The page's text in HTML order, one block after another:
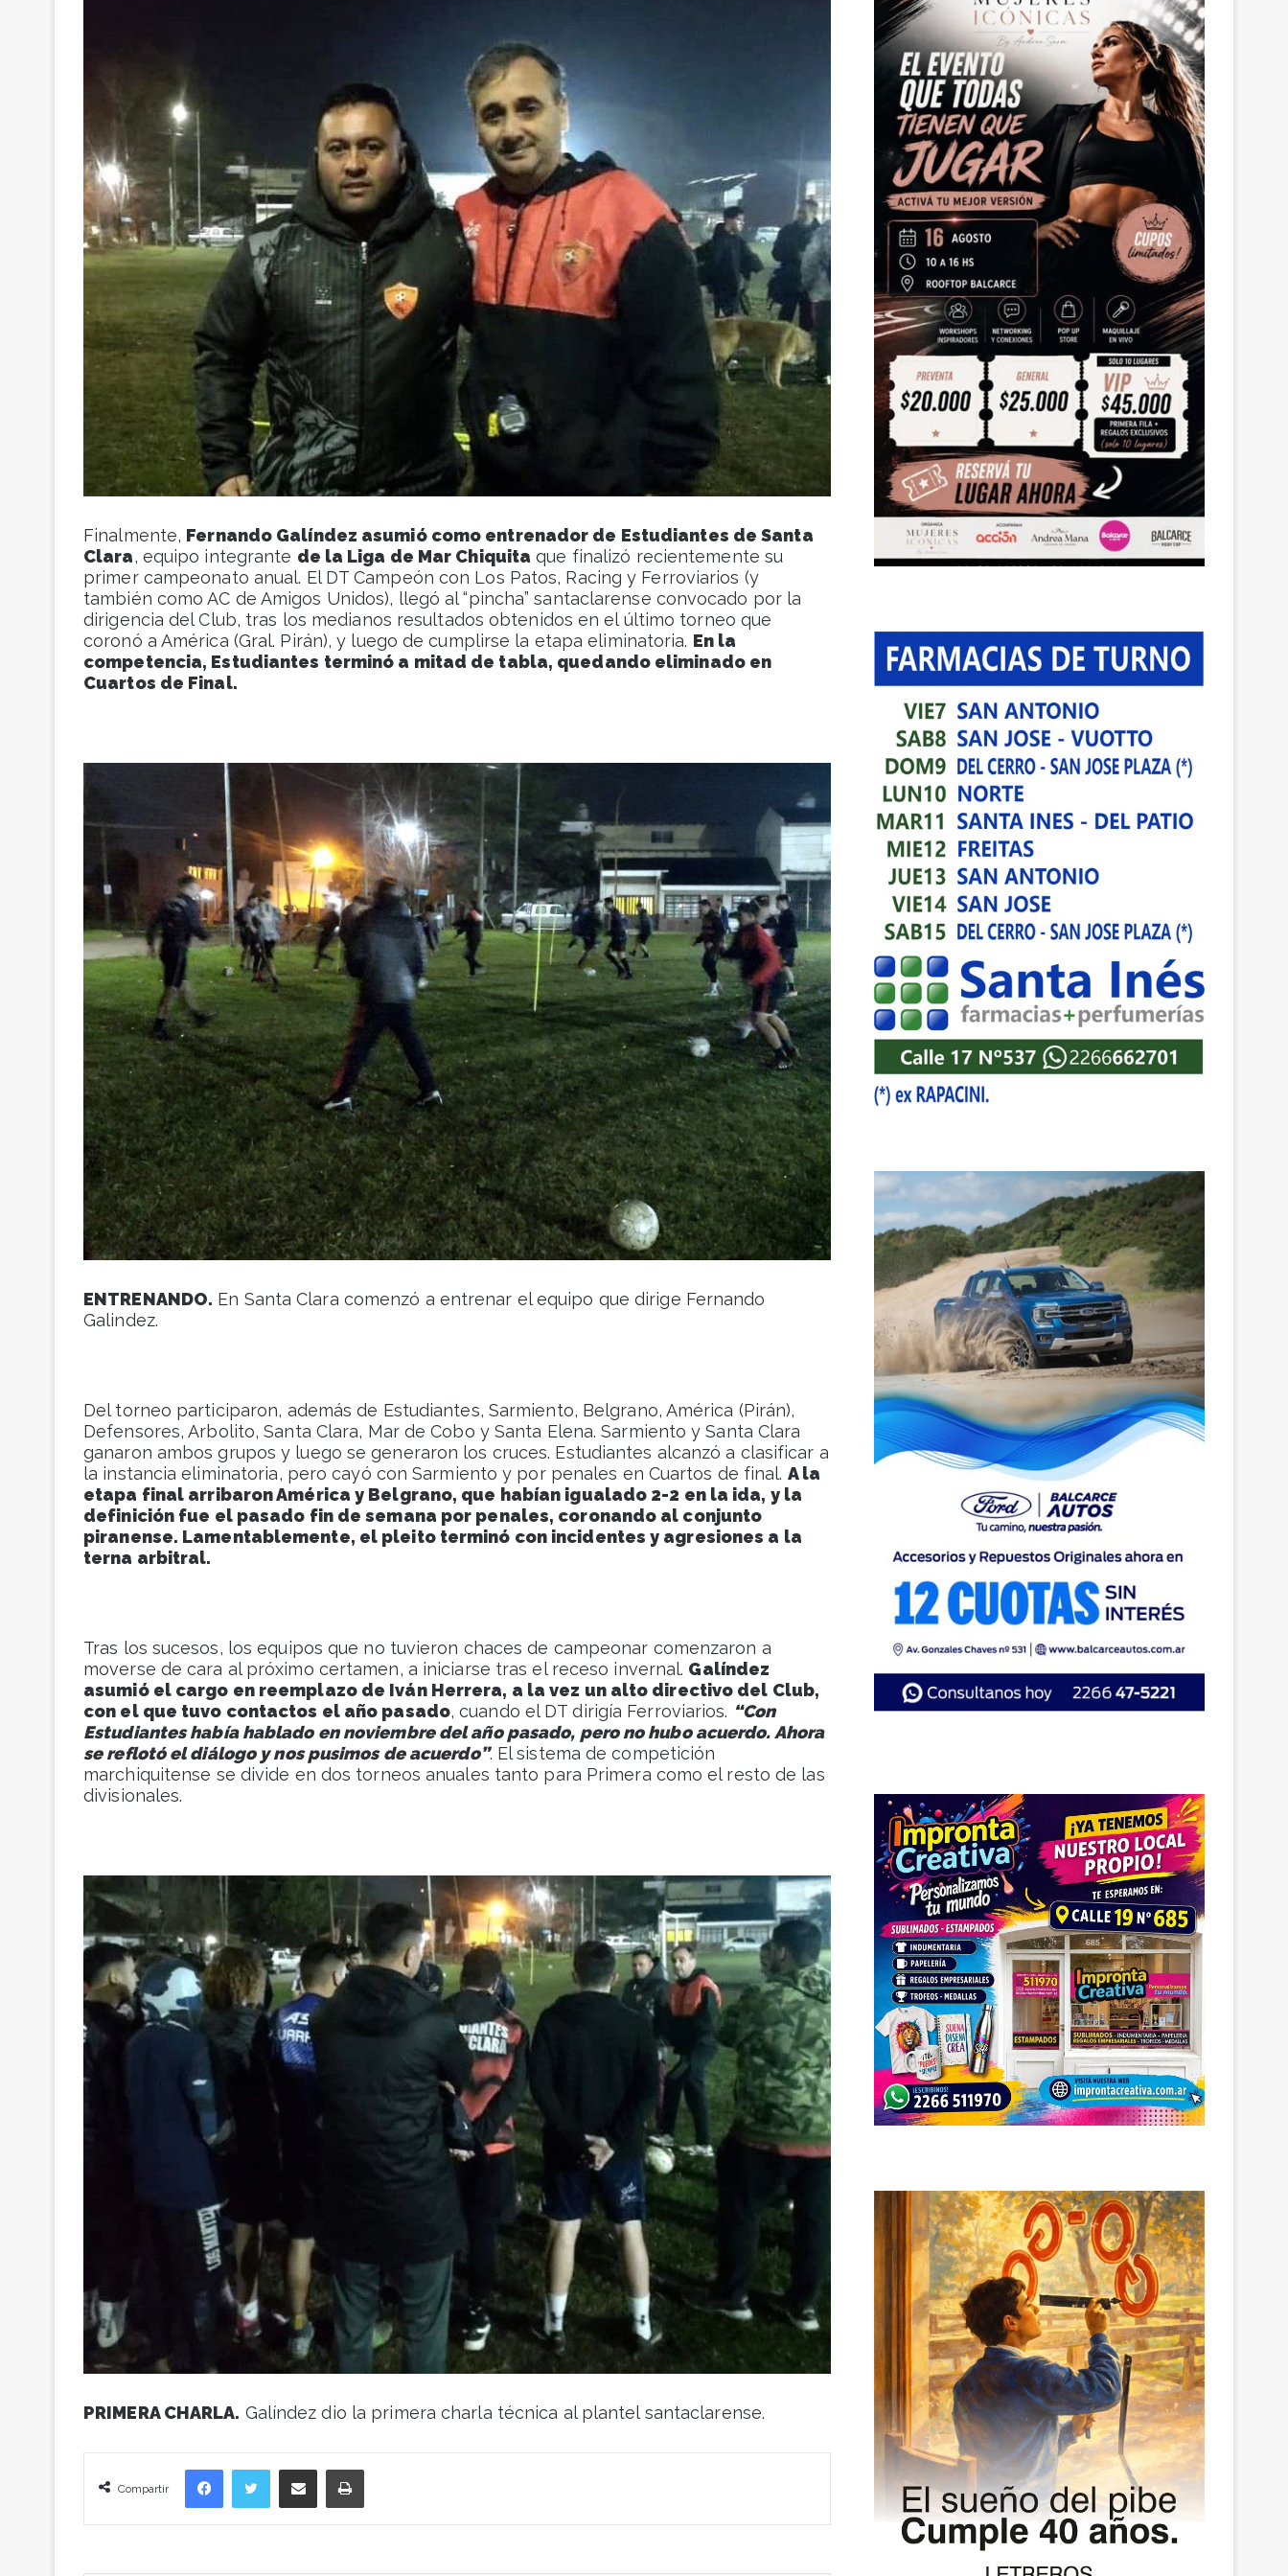
Finalmente, Fernando Galíndez asumió como entrenador de Estudiantes de Santa
Clara, equipo integrante de la Liga de Mar Chiquita que finalizó recientemente su
primer campeonato anual. El DT Campeón con Los Patos, Racing y Ferroviarios (y
también como AC de Amigos Unidos), llegó al “pincha” santaclarense convocado por la
dirigencia del Club, tras los medianos resultados obtenidos en el último torneo que
coronó a América (Gral. Pirán), y luego de cumplirse la etapa eliminatoria. En la
competencia, Estudiantes terminó a mitad de tabla, quedando eliminado en
Cuartos de Final.
ENTRENANDO. En Santa Clara comenzó a entrenar el equipo que dirige Fernando
Galindez.
Del torneo participaron, además de Estudiantes, Sarmiento, Belgrano, América (Pirán),
Defensores, Arbolito, Santa Clara, Mar de Cobo y Santa Elena. Sarmiento y Santa Clara
ganaron ambos grupos y luego se generaron los cruces. Estudiantes alcanzó a clasificar a
la instancia eliminatoria, pero cayó con Sarmiento y por penales en Cuartos de final. A la
etapa final arribaron América y Belgrano, que habían igualado 2-2 en la ida, y la
definición fue el pasado fin de semana por penales, coronando al conjunto
piranense. Lamentablemente, el pleito terminó con incidentes y agresiones a la
terna arbitral.
Tras los sucesos, los equipos que no tuvieron chaces de campeonar comenzaron a
moverse de cara al próximo certamen, a iniciarse tras el receso invernal. Galíndez
asumió el cargo en reemplazo de Iván Herrera, a la vez un alto directivo del Club,
con el que tuvo contactos el año pasado, cuando el DT dirigía Ferroviarios. “Con
Estudiantes había hablado en noviembre del año pasado, pero no hubo acuerdo. Ahora
se reflotó el diálogo y nos pusimos de acuerdo”. El sistema de competición
marchiquitense se divide en dos torneos anuales tanto para Primera como el resto de las
divisionales.
PRIMERA CHARLA. Galíndez dio la primera charla técnica al plantel santaclarense.
Compartir
Facebook Compartir vía correo electrónico